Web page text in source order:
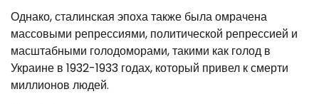
Однако, сталинская эпоха также была омрачена
массовыми репрессиями, политической репрессией и
масштабными голодоморами, такими как голод в
Украине в 1932-1933 годах, который привел к смерти
миллионов людей.